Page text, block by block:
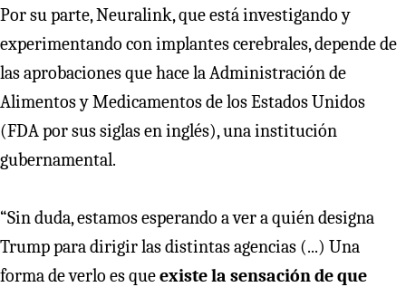
Por su parte, Neuralink, que está investigando y
experimentando con implantes cerebrales, depende de
las aprobaciones que hace la Administración de
Alimentos y Medicamentos de los Estados Unidos
(FDA por sus siglas en inglés), una institución
gubernamental.
“Sin duda, estamos esperando a ver a quién designa
Trump para dirigir las distintas agencias (...) Una
forma de verlo es queexiste la sensación de que